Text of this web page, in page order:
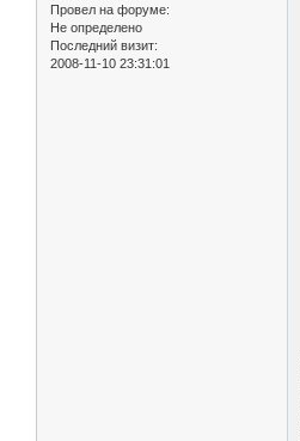
Провел на форуме:
Не определено
Последний визит:
2008-11-10 23:31:01